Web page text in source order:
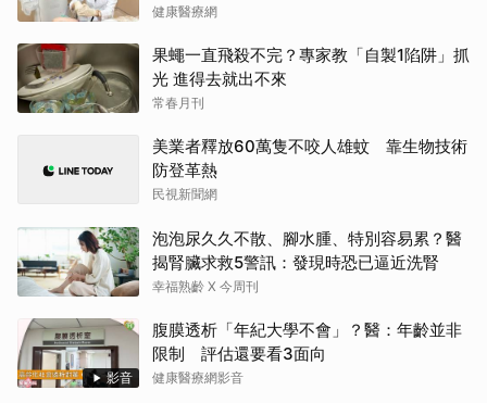
健康醫療網
果蠅一直飛殺不完？專家教「自製1陷阱」抓
光 進得去就出不來
常春月刊
美業者釋放60萬隻不咬人雄蚊 靠生物技術
防登革熱
民視新聞網
泡泡尿久久不散、腳水腫、特別容易累？醫
揭腎臟求救5警訊：發現時恐已逼近洗腎
幸福熟齡 X 今周刊
影音
腹膜透析「年紀大學不會」？醫：年齡並非
限制 評估還要看3面向
健康醫療網影音